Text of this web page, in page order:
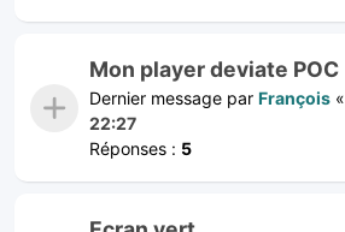
Mon player deviate POC
Dernier message par François «
22:27
Réponses : 5